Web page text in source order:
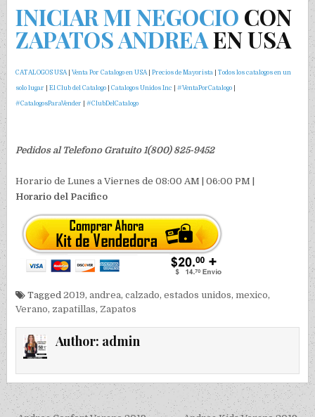
INICIAR MI NEGOCIO CON
ZAPATOS ANDREAEN USA
CATALOGOS USA |Venta Por Catalogo en USA |Precios de Mayorista |Todos los catalogos en un
solo lugar |El Club del Catalogo |Catalogos Unidos Inc |#VentaPorCatalogo
#CatalogosParaVender |#ClubDelCatalogo
Pedidos al Telefono Gratuito 1(800) 825-9452
Horario de Lunes a Viernes de 08:00 AM | 06:00 PM |
Horario del Pacifico
Tagged2019,andrea,calzado,estados unidos, mexico,
Verano, zapatillas, Zapatos
Author: admin